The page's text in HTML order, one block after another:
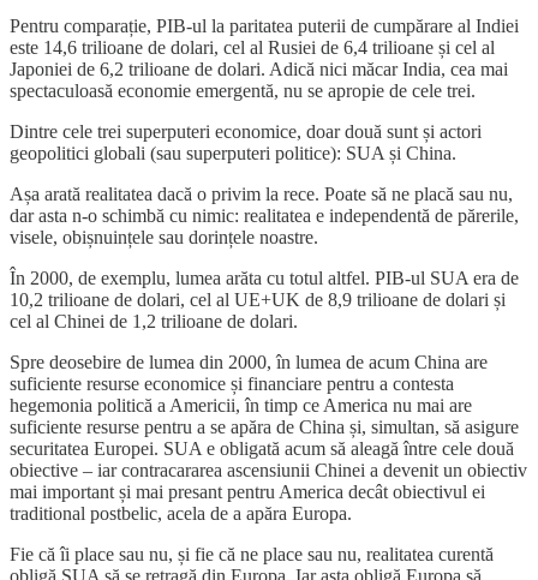
Pentru comparație, PIB-ul la paritatea puterii de cumpărare al Indiei
este 14,6 trilioane de dolari, cel al Rusiei de 6,4 trilioane și cel al
Japoniei de 6,2 trilioane de dolari. Adică nici măcar India, cea mai
spectaculoasă economie emergentă, nu se apropie de cele trei.
Dintre cele trei superputeri economice, doar două sunt și actori
geopolitici globali (sau superputeri politice): SUA și China.
Așa arată realitatea dacă o privim la rece. Poate să ne placă sau nu,
dar asta n-o schimbă cu nimic: realitatea e independentă de părerile,
visele, obișnuințele sau dorințele noastre.
În 2000, de exemplu, lumea arăta cu totul altfel. PIB-ul SUA era de
10,2 trilioane de dolari, cel al UE+UK de 8,9 trilioane de dolari și
cel al Chinei de 1,2 trilioane de dolari.
Spre deosebire de lumea din 2000, în lumea de acum China are
suficiente resurse economice și financiare pentru a contesta
hegemonia politică a Americii, în timp ce America nu mai are
suficiente resurse pentru a se apăra de China și, simultan, să asigure
securitatea Europei. SUA e obligată acum să aleagă între cele două
obiective – iar contracararea ascensiunii Chinei a devenit un obiectiv
mai important și mai presant pentru America decât obiectivul ei
traditional postbelic, acela de a apăra Europa.
Fie că îi place sau nu, și fie că ne place sau nu, realitatea curentă
obligă SUA să se retragă din Europa. Iar asta obligă Europa să